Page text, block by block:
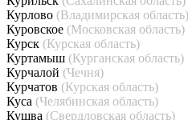
Курлово (Владимирская область)
Куровское (Московская область)
Курск (Курская область)
Куртамыш (Курганская область)
Курчалой (Чечня)
Курчатов (Курская область)
Куса (Челябинская область)
Кушва (Свердловская область)